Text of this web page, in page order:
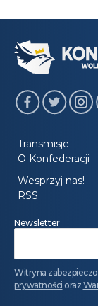
Transmisje
O Konfederacji
Wesprzyj nas!
RSS
Newsletter
Witryna
prywatności oraz